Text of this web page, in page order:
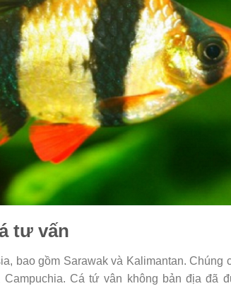
tư vấn
bao gồm Sarawak và Kalimantan. Chúng
Cá tứ vân không bản địa đã